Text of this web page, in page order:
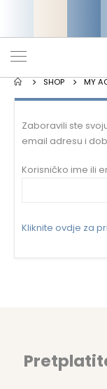
SHOP MY
Zaboravili ste
email adresu i
Korisničko ime ili
Kliknite ovdje za